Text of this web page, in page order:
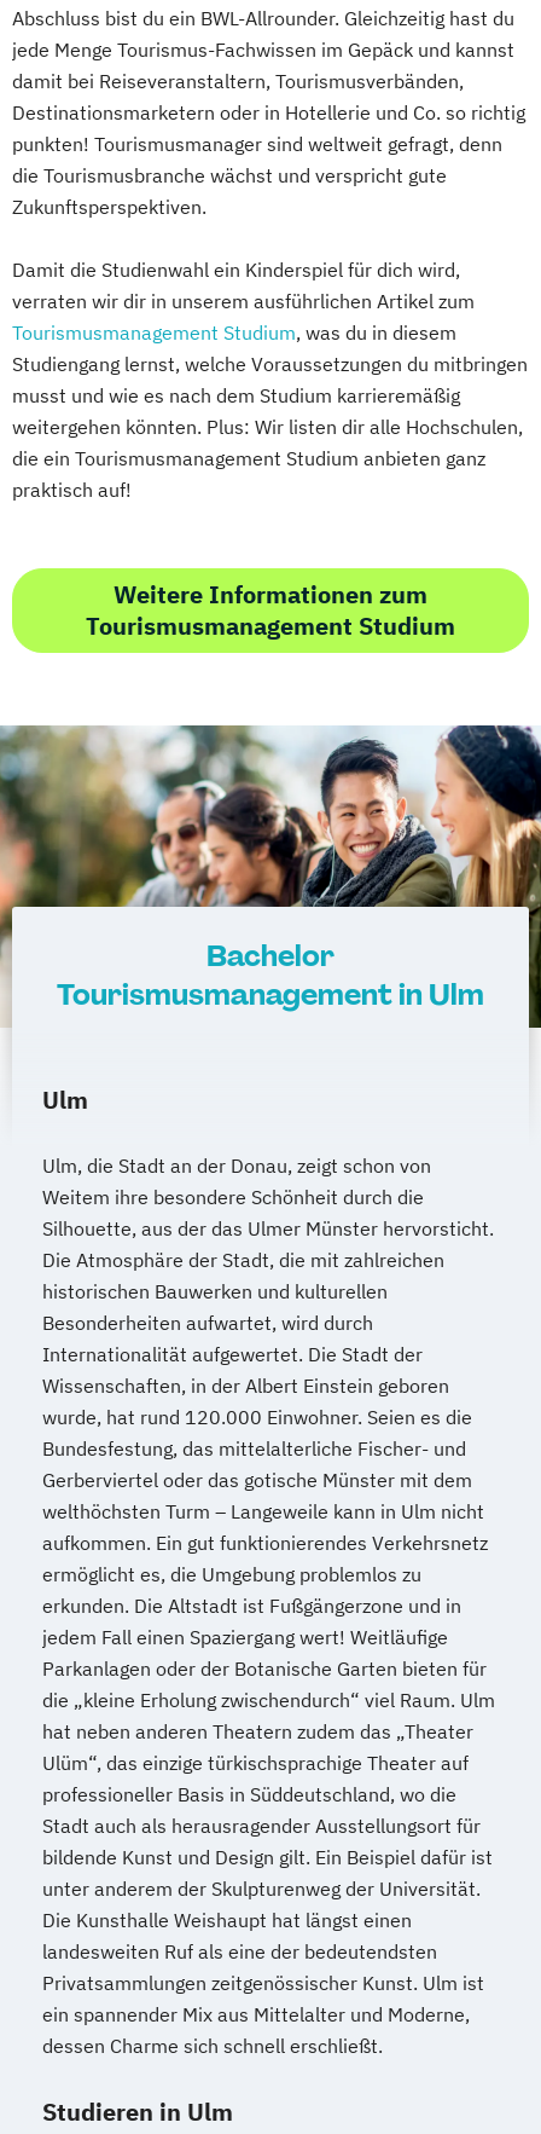
Abschluss bist du ein BWL-Allrounder. Gleichzeitig hast du
jede Menge Tourismus-Fachwissen im Gepäck und kannst
damit bei Reiseveranstaltern, Tourismusverbänden,
Destinationsmarketern oder in Hotellerie und Co. so richtig
punkten! Tourismusmanager sind weltweit gefragt, denn
die Tourismusbranche wächst und verspricht gute
Zukunftsperspektiven.
Damit die Studienwahl ein Kinderspiel für dich wird,
verraten wir dir in unserem ausführlichen Artikel zum
Tourismusmanagement Studium, was du in diesem
Studiengang lernst, welche Voraussetzungen du mitbringen
musst und wie es nach dem Studium karrieremäßig
weitergehen könnten. Plus: Wir listen dir alle Hochschulen,
die ein Tourismusmanagement Studium anbieten ganz
praktisch auf!
Weitere Informationen zum
Tourismusmanagement Studium
Bachelor
Tourismusmanagement in Ulm
Ulm
Ulm, die Stadt an der Donau, zeigt schon von
Weitem ihre besondere Schönheit durch die
Silhouette, aus der das Ulmer Münster hervorsticht.
Die Atmosphäre der Stadt, die mit zahlreichen
historischen Bauwerken und kulturellen
Besonderheiten aufwartet, wird durch
Internationalität aufgewertet. Die Stadt der
Wissenschaften, in der Albert Einstein geboren
wurde, hat rund 120.000 Einwohner. Seien es die
Bundesfestung, das mittelalterliche Fischer- und
Gerberviertel oder das gotische Münster mit dem
welthöchsten Turm – Langeweile kann in Ulm nicht
aufkommen. Ein gut funktionierendes Verkehrsnetz
ermöglicht es, die Umgebung problemlos zu
erkunden. Die Altstadt ist Fußgängerzone und in
jedem Fall einen Spaziergang wert! Weitläufige
Parkanlagen oder der Botanische Garten bieten für
die „kleine Erholung zwischendurch“ viel Raum. Ulm
hat neben anderen Theatern zudem das „Theater
Ulüm“, das einzige türkischsprachige Theater auf
professioneller Basis in Süddeutschland, wo die
Stadt auch als herausragender Ausstellungsort für
bildende Kunst und Design gilt. Ein Beispiel dafür ist
unter anderem der Skulpturenweg der Universität.
Die Kunsthalle Weishaupt hat längst einen
landesweiten Ruf als eine der bedeutendsten
Privatsammlungen zeitgenössischer Kunst. Ulm ist
ein spannender Mix aus Mittelalter und Moderne,
dessen Charme sich schnell erschließt.
Studieren in Ulm